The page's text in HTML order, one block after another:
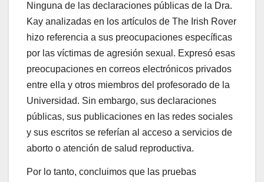
Ninguna de las declaraciones públicas de la Dra.
Kay analizadas en los artículos de The Irish Rover
hizo referencia a sus preocupaciones específicas
por las víctimas de agresión sexual. Expresó esas
preocupaciones en correos electrónicos privados
entre ella y otros miembros del profesorado de la
Universidad. Sin embargo, sus declaraciones
públicas, sus publicaciones en las redes sociales
y sus escritos se referían al acceso a servicios de
aborto o atención de salud reproductiva.
Por lo tanto, concluimos que las pruebas